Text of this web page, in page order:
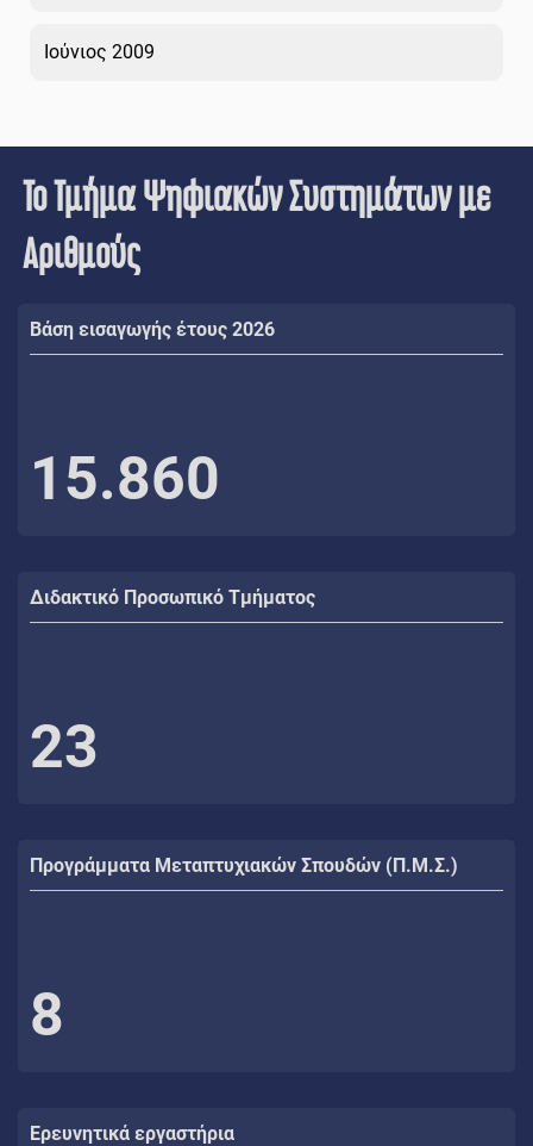
Ιούνιος 2009
Το Τμήμα Ψηφιακών Συστημάτων με
Αριθμούς
Βάση εισαγωγής έτους 2026
15.860
Διδακτικό Προσωπικό Τμήματος
23
Προγράμματα Μεταπτυχιακών Σπουδών (Π.Μ.Σ.)
8
Ερευνητικά εργαστήρια